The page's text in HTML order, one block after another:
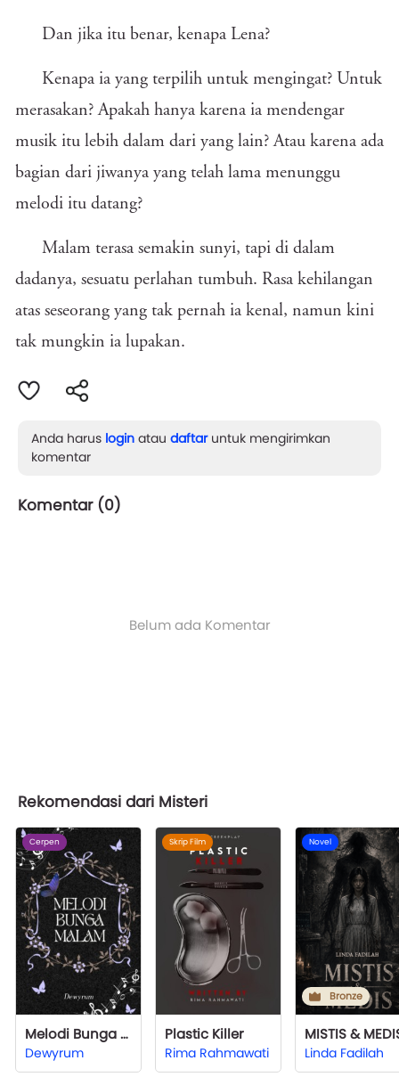
Dan jika itu benar, kenapa Lena?
Kenapa ia yang terpilih untuk mengingat? Untuk
merasakan? Apakah hanya karena ia mendengar
musik itu lebih dalam dari yang lain? Atau karena ada
bagian dari jiwanya yang telah lama menunggu
melodi itu datang?
Malam terasa semakin sunyi, tapi di dalam
dadanya, sesuatu perlahan tumbuh. Rasa kehilangan
atas seseorang yang tak pernah ia kenal, namun kini
tak mungkin ia lupakan.
Anda harus login atau daftaruntuk mengirimkan
komentar
Komentar (0)
Belum ada Komentar
Rekomendasi dari Misteri
Cerpen
Melodi Bunga Malam
Dewyrum
Skrip Film
Plastic Killer
Rima Rahmawati
Novel
Bronze
MISTIS &
Linda Fadilah